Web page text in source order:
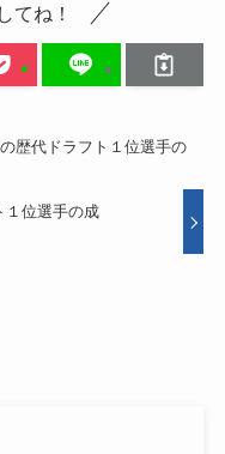
てね！
歴代ドラフト１位選手の
１位選手の成